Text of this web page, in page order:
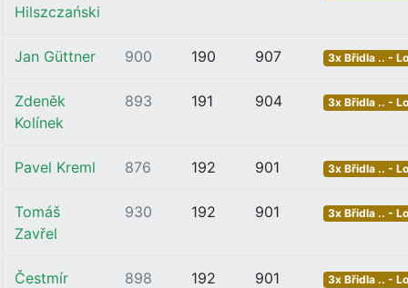
Hilszczański
Jan Güttner 900 190 907 3x Břidla .. -
Zdeněk
Kolínek
893 191 904 3x Břidla .. -
Pavel Kreml 876 192 901 3x Břidla .. -
Tomáš
Zavřel
930 192 901 3x Břidla .. -
Čestmír
898 192 901 3x Břidla .. -